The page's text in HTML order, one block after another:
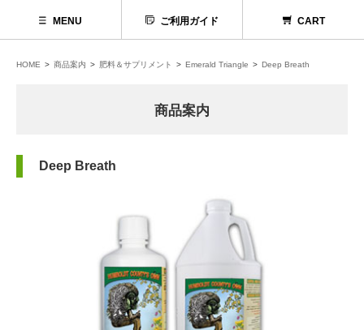
MENU
代理店募集
お問い合わせ
ご利用ガイド CART
HOME 商品案内 肥料＆サプリメント Emerald Triangle Deep Breath
商品案内
Deep Breath